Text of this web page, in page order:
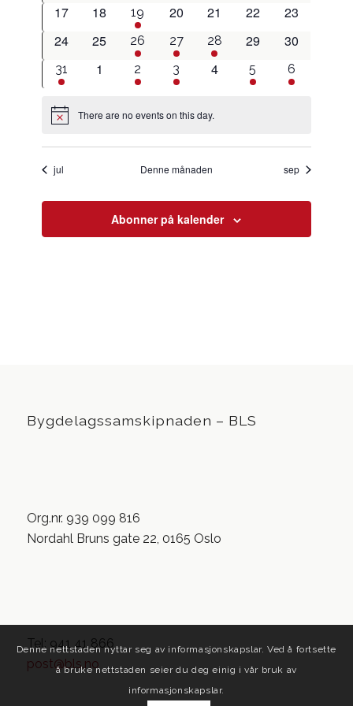
0
17
0
hendingar
18
1
hending
19
0
20
0
21
0
22
0
23
0
24
0
hendingar
25
1
hending
26
2
hendingar
27
1
hending
28
0
29
0
30
1
hending
31
0
hendingar
1
2
hendingar
2
1
hending
3
0
hendingar
4
1
hending
5
2
hendingar
6
Notice There are no events on this day.
jul Denne månaden sep
Abonner på kalender
Bygdelagssamskipnaden – BLS
Org.nr. 939 099 816
Nordahl Bruns gate 22, 0165 Oslo
Tel: 941 41 866
post@bls.no
Denne nettstaden nyttar seg av informasjonskapslar. Ved å fortsette
å bruke nettstaden seier du deg einig i vår bruk av
informasjonskapslar.